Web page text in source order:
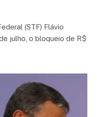
(STF) Flávio
julho, o bloqueio de R$